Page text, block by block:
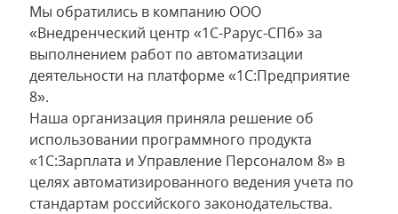
Мы обратились в компанию ООО
«Внедренческий центр «1С-Рарус-СПб» за
выполнением работ по автоматизации
деятельности на платформе «1С:Предприятие
8».
Наша организация приняла решение об
использовании программного продукта
«1С:Зарплата и Управление Персоналом 8» в
целях автоматизированного ведения учета по
стандартам российского законодательства.